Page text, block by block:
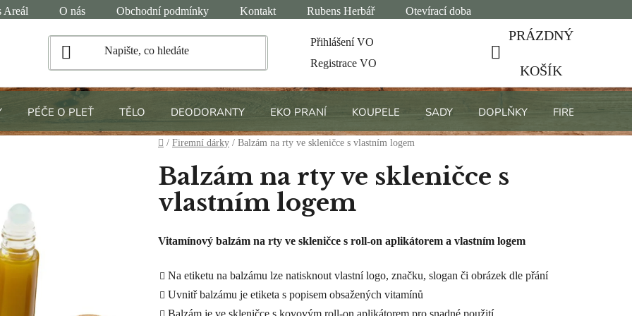
Areál O nás Obchodní podmínky Kontakt Rubens Herbář Otevírací doba
Přihlášení VO
Registrace VO
NÁKUPNÍ
KOŠÍK
PRÁZDNÝ
KOŠÍK
PÉČE O PLEŤ TĚLO DEODORANTY EKO PRANÍ KOUPELE SADY DOPLŇKY FIREMNÍ DÁRKY
Domů
/ Firemní dárky / Balzám na rty ve skleničce s vlastním logem
Balzám na rty ve skleničce s
vlastním logem
Vitamínový balzám na rty ve skleničce s roll-on aplikátorem a vlastním logem
Na etiketu na balzámu lze natisknout vlastní logo, značku, slogan či obrázek dle přání
Uvnitř balzámu je etiketa s popisem obsažených vitamínů